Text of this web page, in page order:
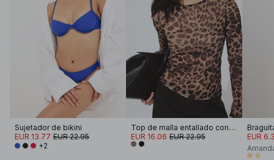
Sujetador de bikini
EUR 13.77 EUR 22.95
+2
Top de malla entallado con cuello redondo
EUR 16.06 EUR 22.95
EUR